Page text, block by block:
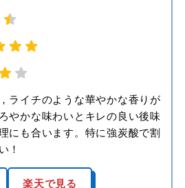
ライチのような華やかな香りが
やかな味わいとキレの良い後味
にも合います。特に強炭酸で割
！
楽天で見る